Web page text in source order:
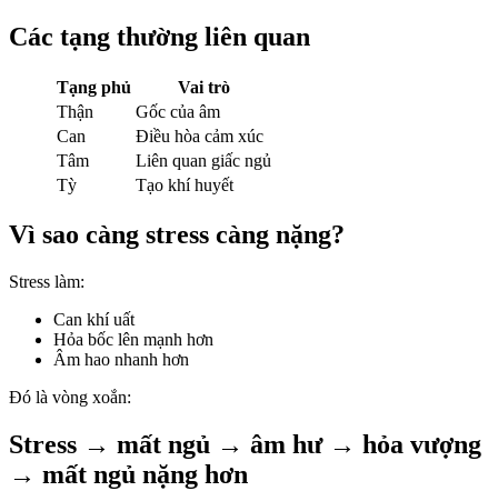
Các tạng thường liên quan
Tạng phủ
Vai trò
Thận
Gốc của âm
Can
Điều hòa cảm xúc
Tâm
Liên quan giấc ngủ
Tỳ
Tạo khí huyết
Vì sao càng stress càng nặng?
Stress làm:
Can khí uất
Hỏa bốc lên mạnh hơn
Âm hao nhanh hơn
Đó là vòng xoắn:
Stress → mất ngủ → âm hư → hỏa vượng
→ mất ngủ nặng hơn